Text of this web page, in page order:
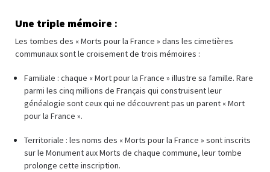
Une triple mémoire :
Les tombes des « Morts pour la France » dans les cimetières
communaux sont le croisement de trois mémoires :
Familiale : chaque « Mort pour la France » illustre sa famille. Rare
parmi les cinq millions de Français qui construisent leur
généalogie sont ceux qui ne découvrent pas un parent « Mort
pour la France ».
Territoriale : les noms des « Morts pour la France » sont inscrits
sur le Monument aux Morts de chaque commune, leur tombe
prolonge cette inscription.